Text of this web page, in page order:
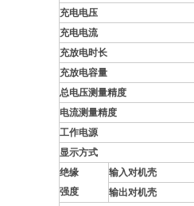
充电电压
充电电流
充放电时长
充放电容量
总电压测量精度
电流测量精度
工作电源
显示方式
绝缘
强度
输入对机壳
输出对机壳